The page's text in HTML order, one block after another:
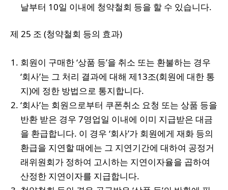
날부터 10일 이내에 청약철회 등을 할 수 있습니다.
제 25 조 (청약철회 등의 효과)
회원이 구매한 ‘상품 등’을 취소 또는 환불하는 경우
‘회사’는 그 처리 결과에 대해 제13조(회원에 대한 통
지)에 정한 방법으로 통지합니다.
‘회사’는 회원으로부터 쿠폰취소 요청 또는 상품 등을
반환 받은 경우 7영업일 이내에 이미 지급받은 대금
을 환급합니다. 이 경우 ‘회사’가 회원에게 재화 등의
환급을 지연할 때에는 그 지연기간에 대하여 공정거
래위원회가 정하여 고시하는 지연이자율을 곱하여
산정한 지연이자를 지급합니다.